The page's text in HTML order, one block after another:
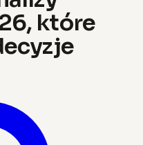
które